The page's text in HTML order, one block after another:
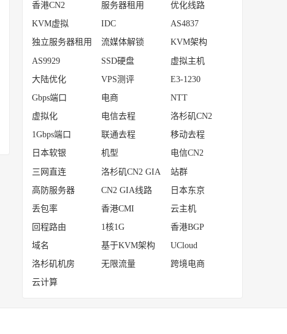
香港CN2 服务器租用 优化线路
KVM虚拟 IDC AS4837
独立服务器租用 流媒体解锁 KVM架构
AS9929 SSD硬盘 虚拟主机
大陆优化 VPS测评 E3-1230
Gbps端口 电商 NTT
虚拟化 电信去程 洛杉矶CN2
1Gbps端口 联通去程 移动去程
日本软银 机型 电信CN2
三网直连 洛杉矶CN2 GIA 站群
高防服务器 CN2 GIA线路 日本东京
丢包率 香港CMI 云主机
回程路由 1核1G 香港BGP
域名 基于KVM架构 UCloud
洛杉矶机房 无限流量 跨境电商
云计算